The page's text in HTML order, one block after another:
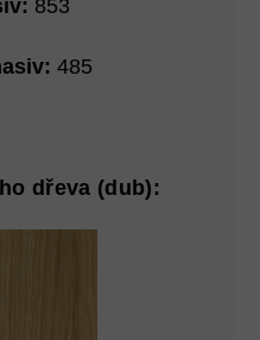
853
485
dřeva (dub):